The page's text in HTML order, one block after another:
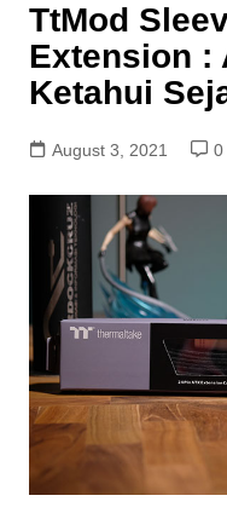
TtMod
Extension :
Ketahui
August 3, 2021 0